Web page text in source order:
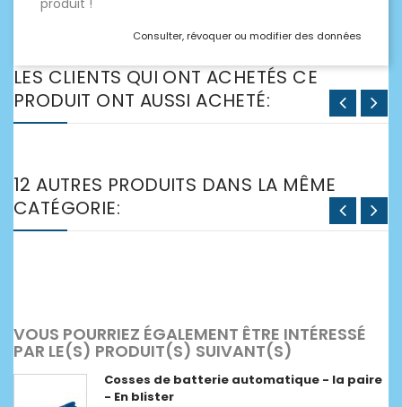
Consulter, révoquer ou modifier des données
LES CLIENTS QUI ONT ACHETÉS CE
PRODUIT ONT AUSSI ACHETÉ:
12 AUTRES PRODUITS DANS LA MÊME
CATÉGORIE:
VOUS POURRIEZ ÉGALEMENT ÊTRE INTÉRESSÉ
PAR LE(S) PRODUIT(S) SUIVANT(S)
Cosses de batterie automatique - la paire
- En blister